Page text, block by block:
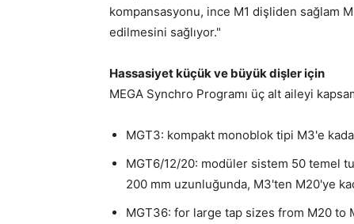
kompansasyonu, ince M1 dişliden sağlam
edilmesini sağlıyor."
Hassasiyet küçük ve büyük dişler için
MEGA Synchro Programı üç alt aileyi
MGT3: kompakt monoblok tipi M3'e
MGT6/12/20: modüler sistem 50 temel
200 mm uzunluğunda, M3'ten M20'ye
MGT36: for large tap sizes from M20 to